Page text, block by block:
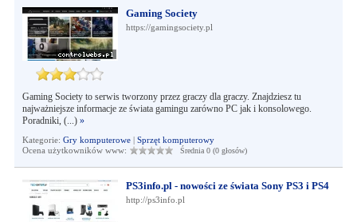
Gaming Society
https://gamingsociety.pl
Gaming Society to serwis tworzony przez graczy dla graczy. Znajdziesz tu
najważniejsze informacje ze świata gamingu zarówno PC jak i konsolowego.
Poradniki, (...) »
Kategorie: Gry komputerowe| Sprzęt komputerowy
Ocena użytkowników www:
Średnia 0 (0 głosów)
PS3info.pl - nowości ze świata Sony PS3 i PS4
http://ps3info.pl